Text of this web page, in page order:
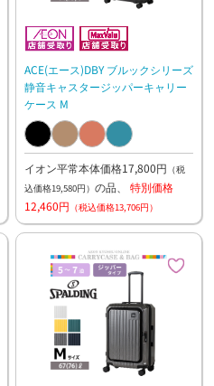
ACE(エース)DBY ブルックシリーズ
静音キャスタージッパーキャリー
ケース M
イオン平常本体価格17,800円 （税
込価格19,580円） の品、 特別価格
12,460円 （税込価格13,706円）